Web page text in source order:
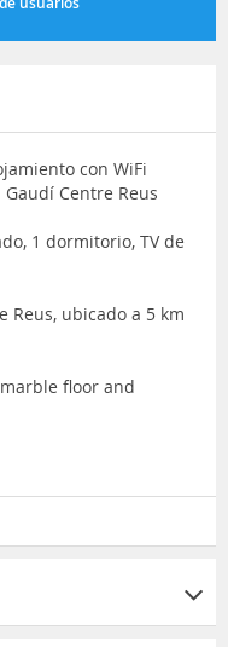
con WiFi
Centre Reus
1 dormitorio, TV de
Reus, ubicado a 5 km
floor and